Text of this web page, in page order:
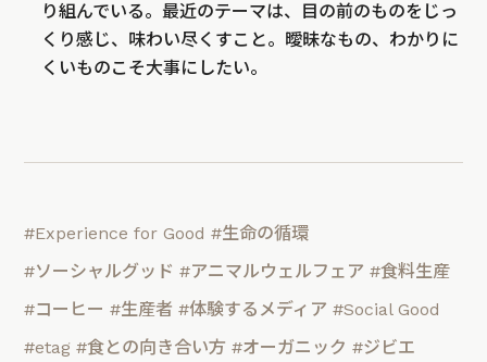
り組んでいる。最近のテーマは、目の前のものをじっ
くり感じ、味わい尽くすこと。曖昧なもの、わかりに
くいものこそ大事にしたい。
#Experience for Good #生命の循環
#ソーシャルグッド #アニマルウェルフェア #食料生産
#コーヒー #生産者 #体験するメディア #Social Good
#etag #食との向き合い方 #オーガニック #ジビエ